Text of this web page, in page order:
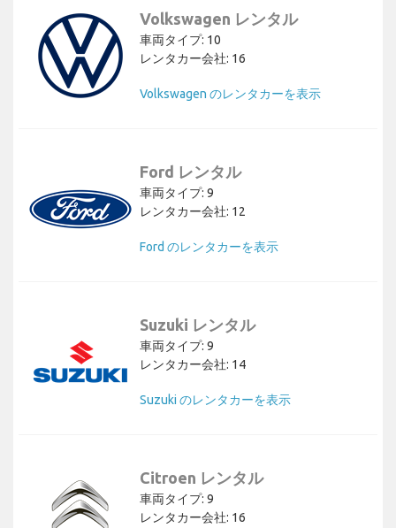
Volkswagen レンタル
車両タイプ: 10
レンタカー会社: 16
Volkswagen のレンタカーを表示
Ford レンタル
車両タイプ: 9
レンタカー会社: 12
Ford のレンタカーを表示
Suzuki レンタル
車両タイプ: 9
レンタカー会社: 14
Suzuki のレンタカーを表示
Citroen レンタル
車両タイプ: 9
レンタカー会社: 16